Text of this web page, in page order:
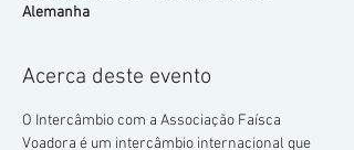
Alemanha
Acerca deste evento
O Intercâmbio com a Associação Faísca
Voadora é um intercâmbio internacional que